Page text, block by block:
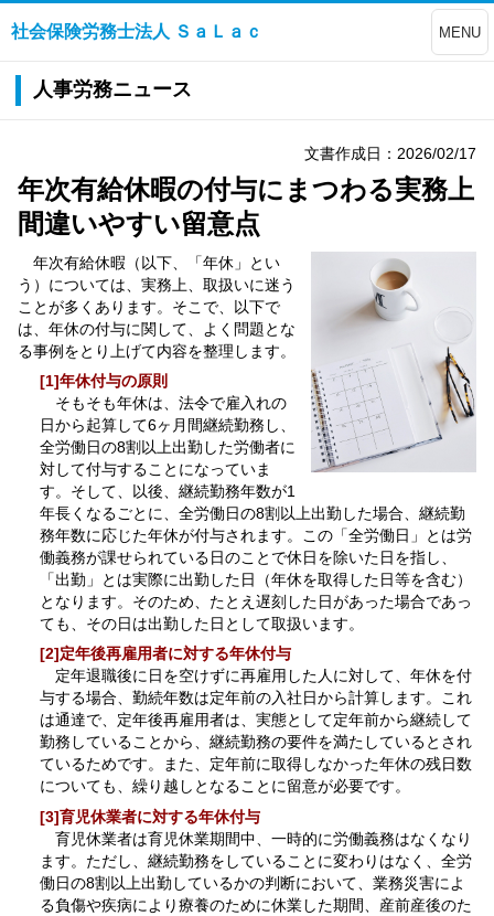
社会保険労務士法人 ＳａＬａｃ MENU
人事労務ニュース
文書作成日：2026/02/17
年次有給休暇の付与にまつわる実務上
間違いやすい留意点
年次有給休暇（以下、「年休」とい
う）については、実務上、取扱いに迷う
ことが多くあります。そこで、以下で
は、年休の付与に関して、よく問題とな
る事例をとり上げて内容を整理します。
[1]年休付与の原則
そもそも年休は、法令で雇入れの
日から起算して6ヶ月間継続勤務し、
全労働日の8割以上出勤した労働者に
対して付与することになっていま
す。そして、以後、継続勤務年数が1
年長くなるごとに、全労働日の8割以上出勤した場合、継続勤
務年数に応じた年休が付与されます。この「全労働日」とは労
働義務が課せられている日のことで休日を除いた日を指し、
「出勤」とは実際に出勤した日（年休を取得した日等を含む）
となります。そのため、たとえ遅刻した日があった場合であっ
ても、その日は出勤した日として取扱います。
[2]定年後再雇用者に対する年休付与
定年退職後に日を空けずに再雇用した人に対して、年休を付
与する場合、勤続年数は定年前の入社日から計算します。これ
は通達で、定年後再雇用者は、実態として定年前から継続して
勤務していることから、継続勤務の要件を満たしているとされ
ているためです。また、定年前に取得しなかった年休の残日数
についても、繰り越しとなることに留意が必要です。
[3]育児休業者に対する年休付与
育児休業者は育児休業期間中、一時的に労働義務はなくなり
ます。ただし、継続勤務をしていることに変わりはなく、全労
働日の8割以上出勤しているかの判断において、業務災害によ
る負傷や疾病により療養のために休業した期間、産前産後のた